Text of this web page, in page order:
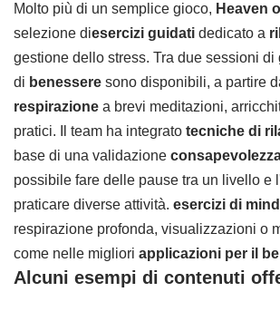
Molto più di un semplice gioco, Heaven
selezione diesercizi guidati dedicato a
gestione dello stress. Tra due sessioni di
di benessere sono disponibili, a partire
respirazione a brevi meditazioni,
pratici. Il team ha integrato tecniche di
base di una validazione
possibile fare delle pause tra un livello e
praticare diverse attività. esercizi di
respirazione profonda, visualizzazioni o
come nelle migliori applicazioni per il
Alcuni esempi di contenuti